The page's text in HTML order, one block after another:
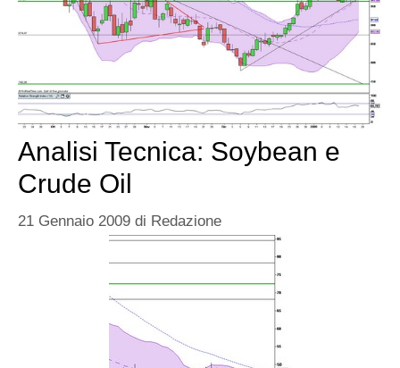
Analisi Tecnica: Soybean e
Crude Oil
21 Gennaio 2009 di Redazione